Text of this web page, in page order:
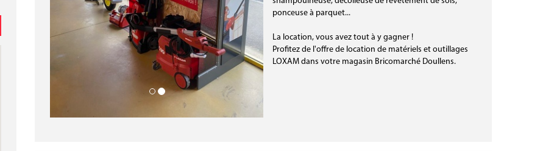
ponceuse à parquet...
La location, vous avez tout à y gagner !
Profitez de l'offre de location de matériels et outillages
LOXAM dans votre magasin Bricomarché Doullens.